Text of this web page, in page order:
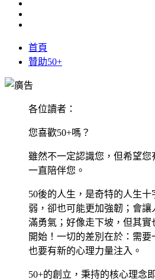
首頁
贊助50+
各位讀者：
您喜歡50+嗎？
雖然不一定認識您，但希望您
一直陪伴您。
50後的人生，是奇特的人生
弱，卻也可能更加強韌；會
滿勇氣；好像走下坡，但其實
開始！一切的差別在於：需要
也要有新的心理力量注入。
50+的創立，秉持的核心理念